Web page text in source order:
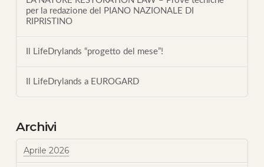
per la redazione del PIANO NAZIONALE DI
RIPRISTINO
Il LifeDrylands “progetto del mese”!
Il LifeDrylands a EUROGARD
Archivi
Aprile 2026